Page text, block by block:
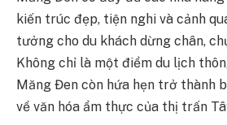
kiến trúc đẹp, tiện nghi và cảnh
tưởng cho du khách dừng chân,
Không chỉ là một điểm du lịch
Măng Đen còn hứa hẹn trở thành
về văn hóa ẩm thực của thị trấn